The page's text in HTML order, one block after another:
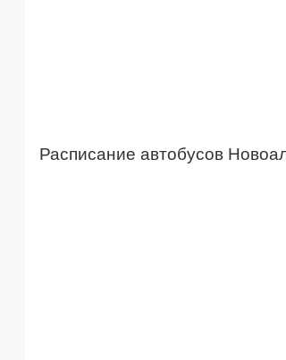
Расписание автобусов